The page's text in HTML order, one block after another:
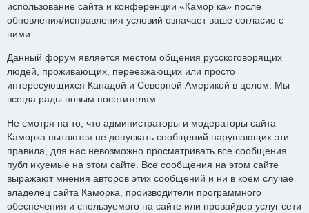
использование сайта и конференции «Камор ка» после
обновления/исправления условий означает ваше согласие с
ними.
Данный форум является местом общения русскоговорящих
людей, проживающих, переезжающих или просто
интересующихся Канадой и Северной Америкой в целом. Мы
всегда рады новым посетителям.
Не смотря на то, что администраторы и модераторы сайта
Каморка пытаются не допускать сообщений нарушающих эти
правила, для нас невозможно просматривать все сообщения
публ икуемые на этом сайте. Все сообщения на этом сайте
выражают мнения авторов этих сообщений и ни в коем случае
владелец сайта Каморка, производители программного
обеспечения и спользуемого на сайте или провайдер услуг сети